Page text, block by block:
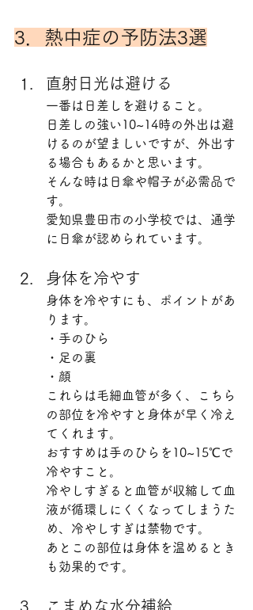
3．熱中症の予防法3選
直射日光は避ける
一番は日差しを避けること。
日差しの強い10~14時の外出は避
けるのが望ましいですが、外出す
る場合もあるかと思います。
そんな時は日傘や帽子が必需品で
す。
愛知県豊田市の小学校では、通学
に日傘が認められています。
身体を冷やす
身体を冷やすにも、ポイントがあ
ります。
・手のひら
・足の裏
・顔
これらは毛細血管が多く、こちら
の部位を冷やすと身体が早く冷え
てくれます。
おすすめは手のひらを10~15℃で
冷やすこと。
冷やしすぎると血管が収縮して血
液が循環しにくくなってしまうた
め、冷やしすぎは禁物です。
あとこの部位は身体を温めるとき
も効果的です。
こまめな水分補給